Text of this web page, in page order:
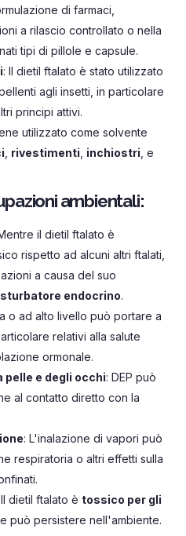
di farmaci,
a rilascio controllato o nella
tipi di pillole e capsule.
: Il dietil ftalato è stato utilizzato
agli insetti, in particolare
principi attivi.
utilizzato come solvente
rivestimenti inchiostri , e
ambientali:
il dietil ftalato è
rispetto ad alcuni altri ftalati,
a causa del suo
endocrino.
o ad alto livello può portare a
relativi alla salute
ormonale.
pelle e degli occhi: DEP può
al contatto diretto con la
: L'inalazione di vapori può
respiratoria o altri effetti sulla
Il dietil ftalato è tossico per gli
e può persistere nell'ambiente.